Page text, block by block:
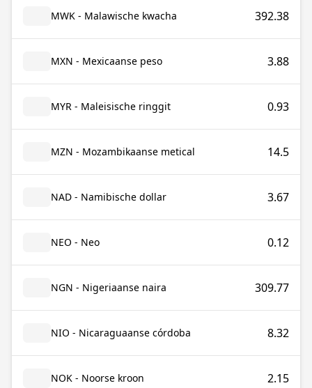
MWK - Malawische kwacha 392.38
MXN - Mexicaanse peso 3.88
MYR - Maleisische ringgit 0.93
MZN - Mozambikaanse metical 14.5
NAD - Namibische dollar 3.67
NEO - Neo 0.12
NGN - Nigeriaanse naira 309.77
NIO - Nicaraguaanse córdoba 8.32
NOK - Noorse kroon 2.15